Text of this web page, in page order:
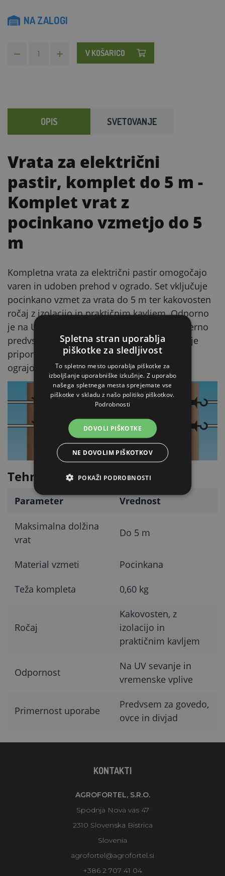
NA ZALOGI
V KOŠARICO
OPIS SVETOVANJE
Vrata za električni
pastir, komplet do 5 m -
Komplet vrat z
pocinkano vzmetjo do 5
m
Kompletna vrata za električni pastir omogočajo
varen in udoben prehod v ogrado. Set vključuje
pocinkano vzmet za vrata do 5 m ter kakovosten
ročaj z izolacijo in praktičnim kavljem. Odporno
je na UV sevanje in vremenske vplive; primerno
predvsem za govedo, ovce in divjad. Za konje
priporočamo, da dodate bolj vidno trakasto
ograjo ali izberete vrata s trakom.
Tehnični parametri
Parameter Vrednost
Maksimalna dolžina
vrat
Do 5 m
Material vzmeti Pocinkana
Teža kompleta 0,60 kg
Ročaj
Kakovosten, z
izolacijo in
praktičnim kavljem
Odpornost
Na UV sevanje in
vremenske vplive
Primernost uporabe
Predvsem za govedo,
ovce in divjad
KONTAKTI
AGROFORTEL, S.R.O.
Spodnja Nova vas 47
2310 Slovenska Bistrica
Slovenia
agrofortel@agrofortel.si
+386 2 707 41 04
Spletna stran uporablja
piškotke za sledljivost
To spletno mesto uporablja piškotke za
izboljšanje uporabniške izkušnje. Z uporabo
našega spletnega mesta sprejemate vse
piškotke v skladu z našo politiko piškotkov.
Podrobnosti
DOVOLI PIŠKOTKE
NE DOVOLIM PIŠKOTKOV
POKAŽI PODROBNOSTI